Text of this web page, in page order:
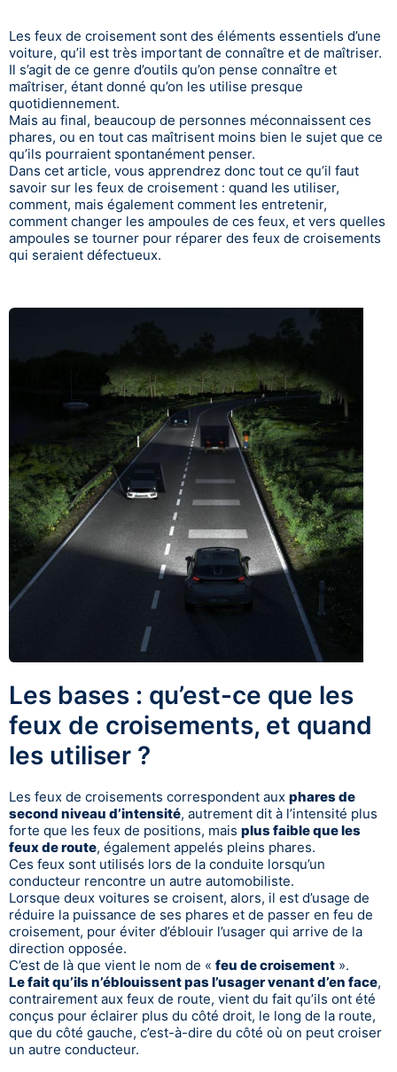
Les feux de croisement sont des éléments essentiels d’une
voiture, qu’il est très important de connaître et de maîtriser.
Il s’agit de ce genre d’outils qu’on pense connaître et
maîtriser, étant donné qu’on les utilise presque
quotidiennement.
Mais au final, beaucoup de personnes méconnaissent ces
phares, ou en tout cas maîtrisent moins bien le sujet que ce
qu’ils pourraient spontanément penser.
Dans cet article, vous apprendrez donc tout ce qu’il faut
savoir sur les feux de croisement : quand les utiliser,
comment, mais également comment les entretenir,
comment changer les ampoules de ces feux, et vers quelles
ampoules se tourner pour réparer des feux de croisements
qui seraient défectueux.
Les bases : qu’est-ce que les
feux de croisements, et quand
les utiliser ?
Les feux de croisements correspondent aux phares de
second niveau d’intensité, autrement dit à l’intensité plus
forte que les feux de positions, mais plus faible que les
feux de route, également appelés pleins phares.
Ces feux sont utilisés lors de la conduite lorsqu’un
conducteur rencontre un autre automobiliste.
Lorsque deux voitures se croisent, alors, il est d’usage de
réduire la puissance de ses phares et de passer en feu de
croisement, pour éviter d’éblouir l’usager qui arrive de la
direction opposée.
C’est de là que vient le nom de « feu de croisement ».
Le fait qu’ils n’éblouissent pas l’usager venant d’en face,
contrairement aux feux de route, vient du fait qu’ils ont été
conçus pour éclairer plus du côté droit, le long de la route,
que du côté gauche, c’est-à-dire du côté où on peut croiser
un autre conducteur.